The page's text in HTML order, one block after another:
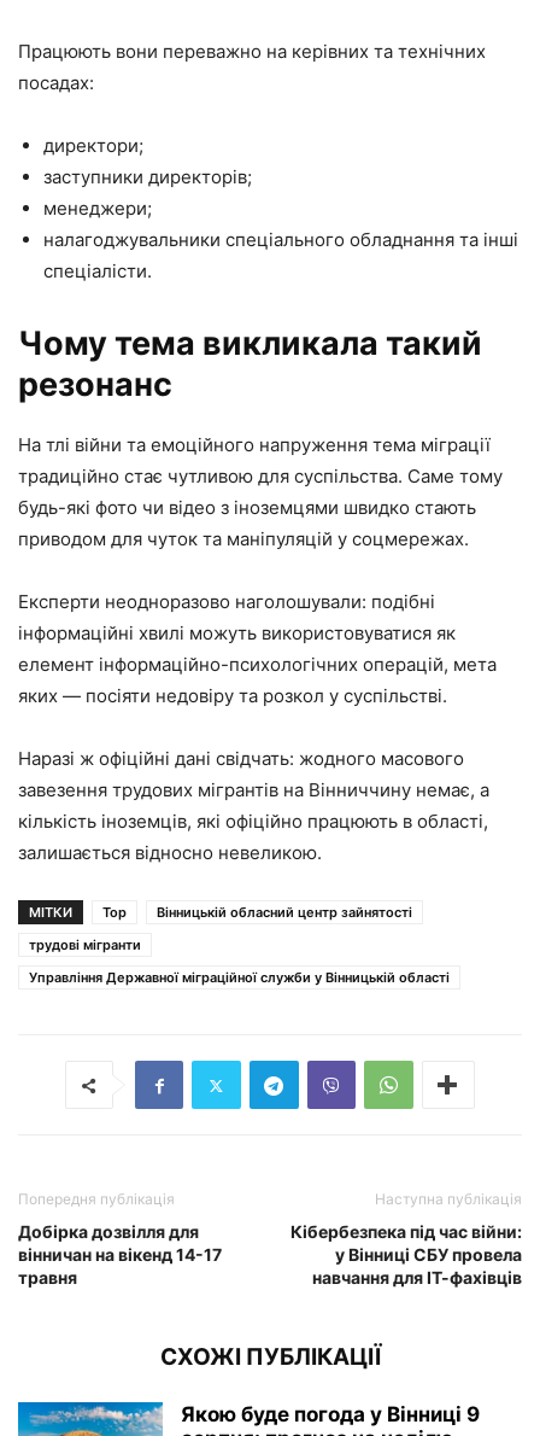
Працюють вони переважно на керівних та технічних
посадах:
директори;
заступники директорів;
менеджери;
налагоджувальники спеціального обладнання та інші
спеціалісти.
Чому тема викликала такий
резонанс
На тлі війни та емоційного напруження тема міграції
традиційно стає чутливою для суспільства. Саме тому
будь-які фото чи відео з іноземцями швидко стають
приводом для чуток та маніпуляцій у соцмережах.
Експерти неодноразово наголошували: подібні
інформаційні хвилі можуть використовуватися як
елемент інформаційно-психологічних операцій, мета
яких — посіяти недовіру та розкол у суспільстві.
Наразі ж офіційні дані свідчать: жодного масового
завезення трудових мігрантів на Вінниччину немає, а
кількість іноземців, які офіційно працюють в області,
залишається відносно невеликою.
МІТКИ Top
Вінницькій обласний центр зайнятості
трудові мігранти
Управління Державної міграційної служби у Вінницькій області
Попередня публікація
Добірка дозвілля для
вінничан на вікенд 14-17
травня
Наступна публікація
Кібербезпека під час війни:
у Вінниці СБУ провела
навчання для ІТ-фахівців
СХОЖІ ПУБЛІКАЦІЇ
Якою буде погода у Вінниці 9